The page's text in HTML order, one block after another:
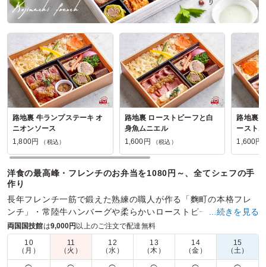
路地裏 牛ランプステーキ オ
ニオンソース
1,800円
（税込）
路地裏 ローストビーフと白
身魚ムニエル
1,600円
（税込）
路地裏
ースト
ス
1,600円
洋食の最高峰・フレンチのお弁当を1080円～、全てシェフの手
作り
長年フレンチ一筋で鍛えた熟練の職人が作る「麴町の本格フレ
ンチ」・常陸牛ハンバーグや柔らかいローストビーフ等、メイ
ンのソースから副菜、デザートまでも全て自家製のこだわり店
商品数： 締切日時： 1日前17:00 価格帯：
1,230円～3,700円
配達時間：
10:00～16:00
…続きを見る
両国国技館は9,000円 以上のご注文で配達無料
10
（月）
11
（火）
12
（水）
13
（木）
14
（金）
15
（土）